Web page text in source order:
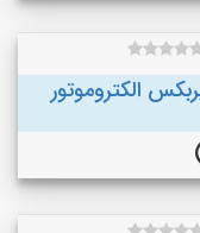
الکتروموتور